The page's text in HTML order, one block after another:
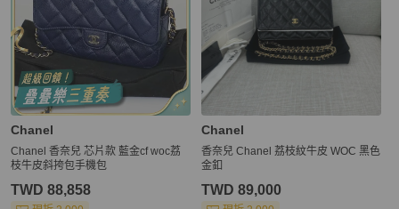
Chanel
Chanel 香奈兒 芯片款 藍金cf woc荔
枝牛皮斜挎包手機包
TWD 88,858
Chanel
香奈兒 Chanel 荔枝紋牛皮 WOC 黑色
金釦
TWD 89,000